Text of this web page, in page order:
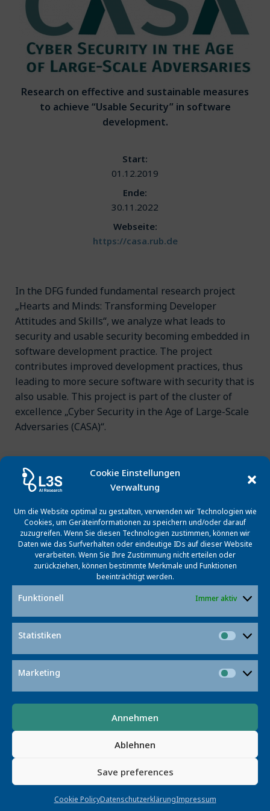
Cookie Einstellungen
Verwaltung
Um die Website optimal zu gestalten, verwenden wir Technologien wie
Cookies, um Geräteinformationen zu speichern und/oder darauf
zuzugreifen. Wenn Sie diesen Technologien zustimmen, können wir
Daten wie das Surfverhalten oder eindeutige IDs auf dieser Website
verarbeiten. Wenn Sie Ihre Zustimmung nicht erteilen oder
zurückziehen, können bestimmte Merkmale und Funktionen
beeinträchtigt werden.
Funktionell Immer aktiv
Statistiken
Marketing
Annehmen
Ablehnen
Save preferences
Cookie PolicyDatenschutzerklärungImpressum
Research on effective and sustainable measures
to achieve “Usable Security” in software
development.
Start:
01.12.2019
Ende:
30.11.2022
Webseite:
https://casa.rub.de
In the DFG funded fundamental research project
„Hearts and Minds: Transforming Developer
Attitudes and Skills“, we analyze what leads to
security and usable security becoming embedded in
software development practice. The project
contributes improved development practices, thus
leading to more secure software with security that is
also usable. This project is part of the cluster of
excellence „Cyber Security in the Age of Large-Scale
Adversaries (CASA)“.
Förderprogramm
Projektpartner
Kontakt
Prof. Dr. Sascha Fahl
Projektmanager
fahl@l3s.de
+49 511 762-19738